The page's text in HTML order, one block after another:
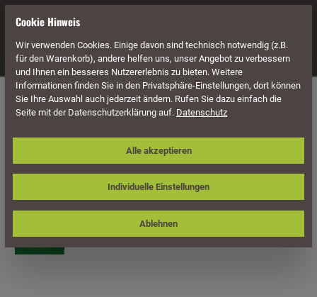
Navigation
Möbel Geflecht Möbel Geflecht Liegen
Sonnenpartner Liege Poison,
Aluminium anthrazit / Polyrope
dunkelgrau, inkl. Kissen
Cookie Hinweis
Wir verwenden Cookies. Einige davon sind technisch notwendig (z.B.
für den Warenkorb), andere helfen uns, unser Angebot zu verbessern
und Ihnen ein besseres Nutzererlebnis zu bieten. Weitere
Informationen finden Sie in den Privatsphäre-Einstellungen, dort können
Sie Ihre Auswahl auch jederzeit ändern. Rufen Sie dazu einfach die
Seite mit der Datenschutzerklärung auf. Datenschutz
Individuelle Einstellungen
Ablehnen
Alle akzeptieren